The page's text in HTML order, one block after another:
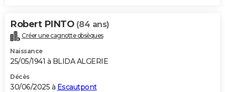
Robert PINTO (84 ans)
Créer une cagnotte obsèques
Naissance
25/05/1941 à BLIDA ALGERIE
Décès
30/06/2025 à Escautpont